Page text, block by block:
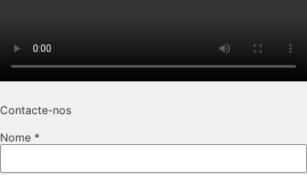
Contacte-nos
Telefone
Nome
Nome *